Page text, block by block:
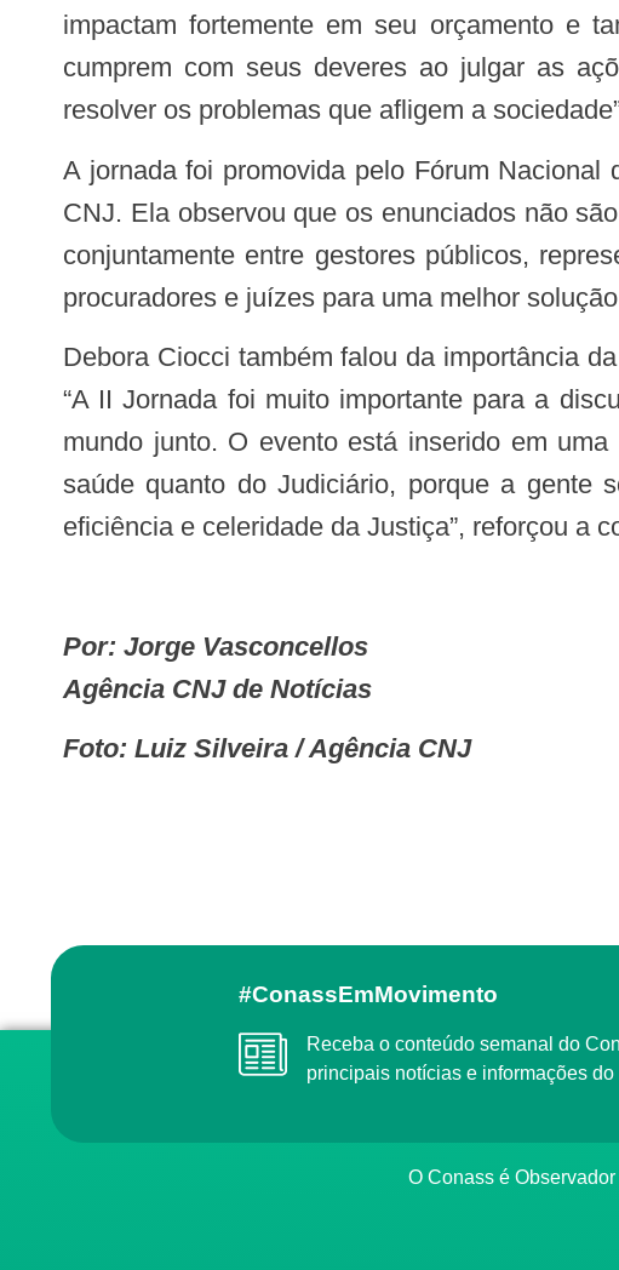
impactam fortemente em seu orçamento e
cumprem com seus deveres ao julgar as
resolver os problemas que afligem a
A jornada foi promovida pelo Fórum Nacional do Judiciário para a Saúde, supervisionado pela conselheira Deborah Ciocci, do
CNJ. Ela observou que os enunciados não
conjuntamente entre gestores públicos,
procuradores e juízes para uma melhor
Debora Ciocci também falou da importância da interlocução entre todos os atores envolvidos com a questão do direito à saúde.
“A II Jornada foi muito importante para a
mundo junto. O evento está inserido em
saúde quanto do Judiciário, porque a gente
eficiência e celeridade da Justiça”, reforçou a
Por: Jorge Vasconcellos
Agência CNJ de Notícias
Foto: Luiz Silveira / Agência CNJ
#ConassEmMovimento
Receba o conteúdo semanal do Conass com as
principais notícias e informações do
O Conass é